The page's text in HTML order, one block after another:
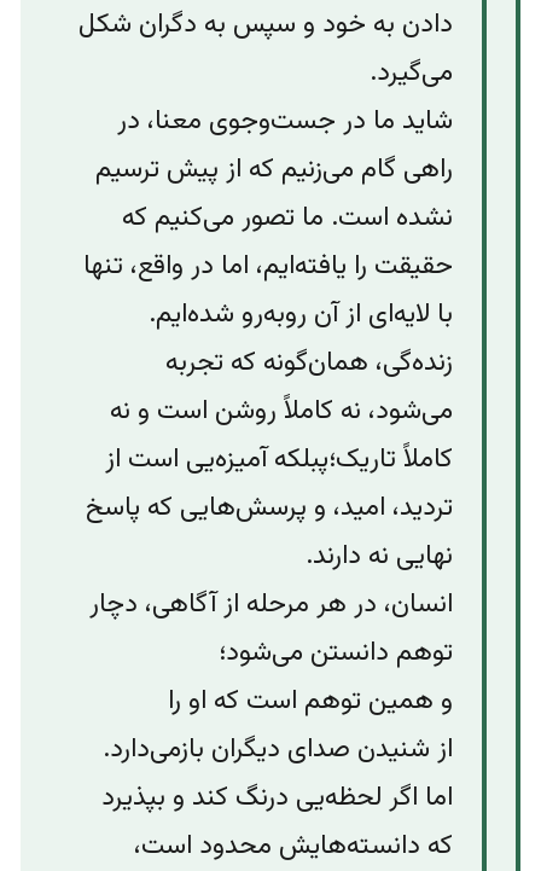
دادن به خود و سپس به دگران شکل
می‌گیرد.
شاید ما در جست‌وجوی معنا، در
راهی گام می‌زنیم که از پیش ترسیم
نشده است. ما تصور می‌کنیم که
حقیقت را یافته‌ایم، اما در واقع، تنها
با لایه‌ای از آن روبه‌رو شده‌ایم.
زنده‌گی، همان‌گونه که تجربه
می‌شود، نه کاملاً روشن است و نه
کاملاً تاریک؛پبلکه آمیزه‌‌یی است از
تردید، امید، و پرسش‌هایی که پاسخ
نهایی نه‌ دارند.‌
انسان، در هر مرحله از آگاهی، دچار
توهم دانستن می‌شود؛
و همین توهم است که او را
از شنیدن صدای دیگران بازمی‌دارد.
اما اگر لحظه‌یی درنگ کند و بپذیرد
که دانسته‌هایش محدود است،